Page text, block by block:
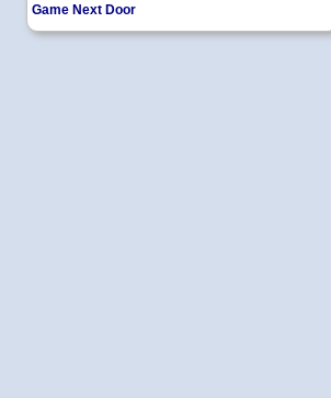
Game Next Door